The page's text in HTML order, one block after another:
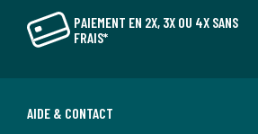
PAIEMENT EN 2X, 3X OU 4X SANS
FRAIS*
AIDE & CONTACT